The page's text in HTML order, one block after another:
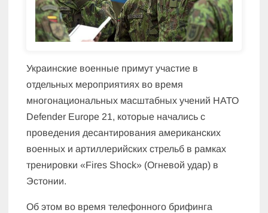
Украинские военные примут участие в
отдельных мероприятиях во время
многонациональных масштабных учений НАТО
Defender Europe 21, которые начались с
проведения десантирования американских
военных и артиллерийских стрельб в рамках
тренировки «Fires Shock» (Огневой удар) в
Эстонии.
Об этом во время телефонного брифинга